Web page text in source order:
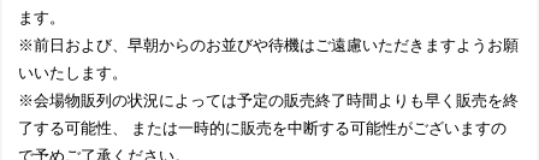
ます。
※前日および、早朝からのお並びや待機はご遠慮いただきますようお願
いいたします。
※会場物販列の状況によっては予定の販売終了時間よりも早く販売を終
了する可能性、 または一時的に販売を中断する可能性がございますの
で予めご了承ください。